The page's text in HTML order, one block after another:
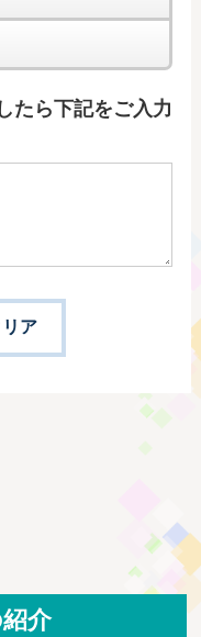
たら下記をご入力
介